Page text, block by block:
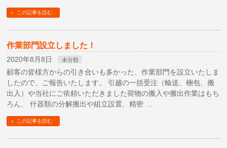
この記事を読む
作業部門設立しました！
2020年8月8日 未分類
顧客の皆様方からの引き合いも多かった、作業部門を設立いたしま
したので、ご報告いたします。 引越の一括受注（輸送、梱包、搬
出入）や当社にご依頼いただきました荷物の搬入や搬出作業はもち
ろん、 什器類の分解搬出や組立設置、精密 …
この記事を読む